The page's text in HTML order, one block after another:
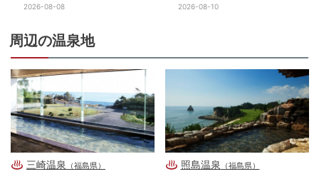
照らせ～
2026-08-08 2026-08-10
周辺の温泉地
三崎温泉 （福島県） 照島温泉 （福島県）